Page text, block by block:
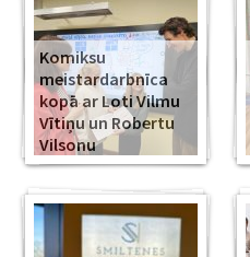
Komiksu
meistardarbnīca
kopā ar Loti Vilmu
Vītiņu un Robertu
Vilsonu